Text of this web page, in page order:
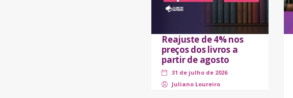
Reajuste de 4% nos
preços dos livros a
partir de agosto
31 de julho de 2026
Juliano Loureiro